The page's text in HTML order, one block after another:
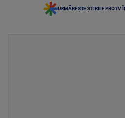
URMĂREȘTE ȘTIRILE PROTV